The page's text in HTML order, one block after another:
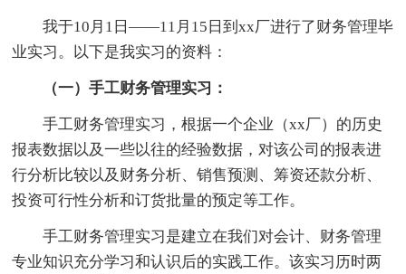
我于10月1日——11月15日到xx厂进行了财务管理毕
业实习。以下是我实习的资料：
（一）手工财务管理实习：
手工财务管理实习，根据一个企业（xx厂）的历史
报表数据以及一些以往的经验数据，对该公司的报表进
行分析比较以及财务分析、销售预测、筹资还款分析、
投资可行性分析和订货批量的预定等工作。
手工财务管理实习是建立在我们对会计、财务管理
专业知识充分学习和认识后的实践工作。该实习历时两